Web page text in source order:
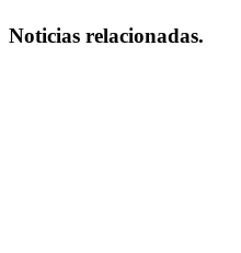
Noticias relacionadas.